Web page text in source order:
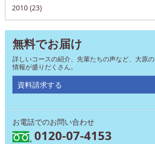
2010 (23)
無料でお届け
詳しいコースの紹介、先輩たちの声など、大原の
情報が盛りだくさん。
資料請求する
お電話でのお問い合わせ
0120-07-4153